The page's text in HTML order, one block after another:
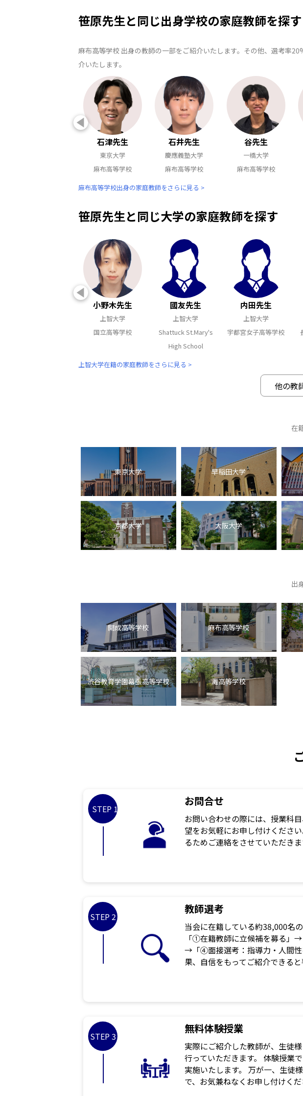
笹原先生と同じ出身学校の家庭教師を探す
麻布高等学校 出身の教師の一部をご紹介いたします。その他、選考率
介いたします。
石津先生
東京大学
麻布高等学校
石井先生
慶應義塾大学
麻布高等学校
谷先生
一橋大学
麻布高等学校
麻布高等学校出身の家庭教師をさらに見る >
笹原先生と同じ大学の家庭教師を探す
小野木先生
上智大学
国立高等学校
國友先生
上智大学
Shattuck St.Mary's
High School
内田先生
上智大学
宇都宮女子高等学校
上智大学在籍の家庭教師をさらに見る >
他の教
在
東京大学 早稲田大学
京都大学 大阪大学
出
開成高等学校 麻布高等学校
渋谷教育学園幕張高等学校 灘高等学校
STEP 1
お問合せ
お問い合わせの際には、授業科
望をお気軽にお申し付けくださ
るためご連絡をさせていただき
STEP 2
教師選考
当会に在籍している約38,000名
「①在籍教師に立候補を募る」
→「④面接選考：指導力・人間性
果、自信をもってご紹介できると
STEP 3
無料体験授業
実際にご紹介した教師が、生徒
行っていただきます。 体験授業
実施いたします。 万が一、生徒
で、お気兼ねなくお申し付けくだ